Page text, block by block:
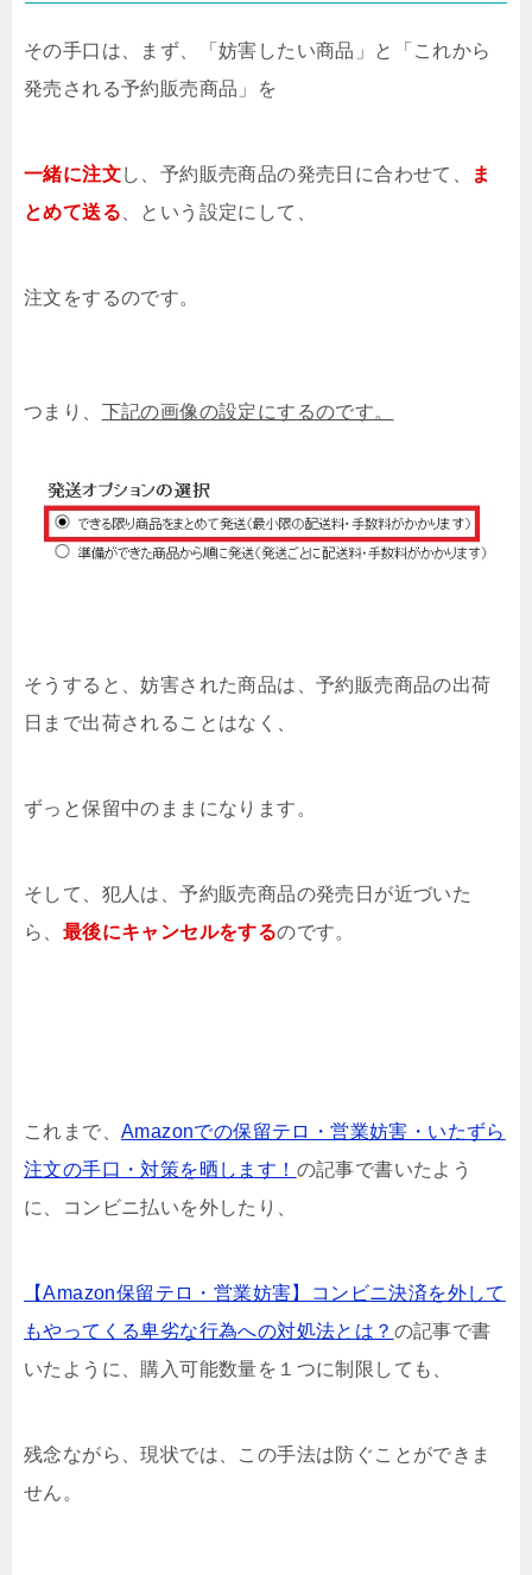
その手口は、まず、「妨害したい商品」と「これから
発売される予約販売商品」を
一緒に注文し、予約販売商品の発売日に合わせて、
ま
とめて送る 、という設定にして、
注文をするのです。
つまり、 下記の画像の設定にするのです。
そうすると、妨害された商品は、予約販売商品の出荷
日まで出荷されることはなく、
ずっと保留中のままになります。
そして、犯人は、予約販売商品の発売日が近づいた
ら、 最後にキャンセルをするのです。
これまで、 Amazonでの保留テロ・営業妨害・いたずら
注文の手口・対策を晒します！ の記事で書いたよう
に、コンビニ払いを外したり、
【Amazon保留テロ・営業妨害】コンビニ決済を外して
もやってくる卑劣な行為への対処法とは？ の記事で書
いたように、購入可能数量を１つに制限しても、
残念ながら、現状では、この手法は防ぐことができま
せん。